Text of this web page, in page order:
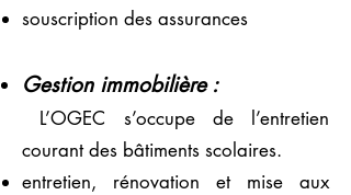
souscription des assurances
Gestion immobilière :
L’OGEC s’occupe de l’entretien
courant des bâtiments scolaires.
entretien, rénovation et mise aux